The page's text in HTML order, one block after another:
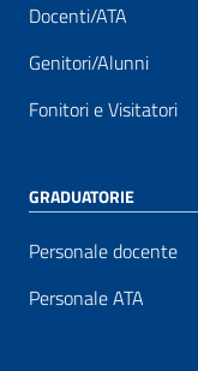
Docenti/ATA
Genitori/Alunni
Fonitori e Visitatori
GRADUATORIE
Personale docente
Personale ATA